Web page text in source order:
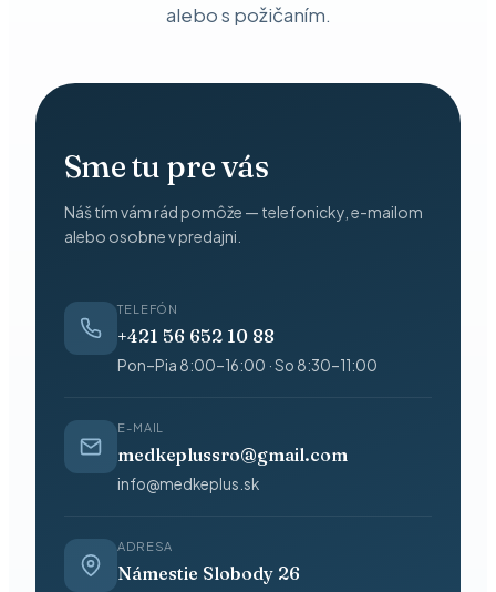
alebo s požičaním.
Sme tu pre vás
Náš tím vám rád pomôže — telefonicky, e-mailom
alebo osobne v predajni.
TELEFÓN
+421 56 652 10 88
Pon–Pia 8:00–16:00 · So 8:30–11:00
E-MAIL
medkeplussro@gmail.com
info@medkeplus.sk
ADRESA
Námestie Slobody 26